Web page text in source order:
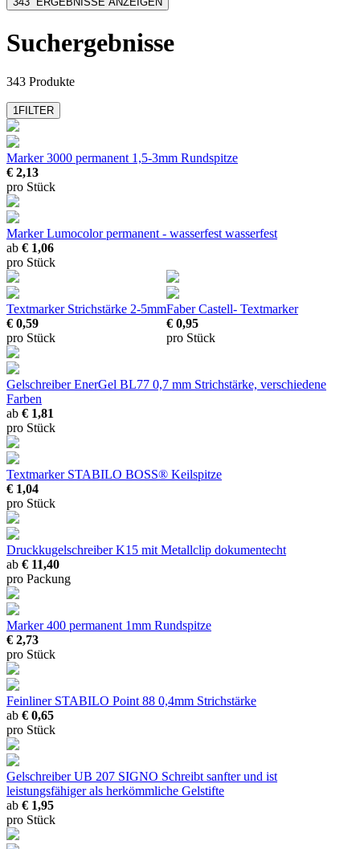
Caran dÀche
Cross
mehr anzeigen
Suchergebnisse
343 Produkte
1FILTER
Marker 3000 permanent 1,5-3mm Rundspitze
€ 2,13
pro Stück
Marker Lumocolor permanent - wasserfest wasserfest
ab € 1,06
pro Stück
Textmarker Strichstärke 2-5mm
€ 0,59
pro Stück
Faber Castell- Textmarker
€ 0,95
pro Stück
Gelschreiber EnerGel BL77 0,7 mm Strichstärke, verschiedene
Farben
ab € 1,81
pro Stück
Textmarker STABILO BOSS® Keilspitze
€ 1,04
pro Stück
Druckkugelschreiber K15 mit Metallclip dokumentecht
ab € 11,40
pro Packung
Marker 400 permanent 1mm Rundspitze
€ 2,73
pro Stück
Feinliner STABILO Point 88 0,4mm Strichstärke
ab € 0,65
pro Stück
Gelschreiber UB 207 SIGNO Schreibt sanfter und ist
leistungsfähiger als herkömmliche Gelstifte
ab € 1,95
pro Stück